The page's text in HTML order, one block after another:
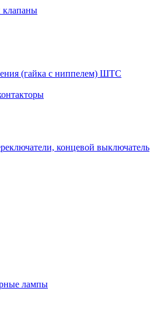
клапаны
(гайка с ниппелем) ШТС
концевой выключатель
лампы